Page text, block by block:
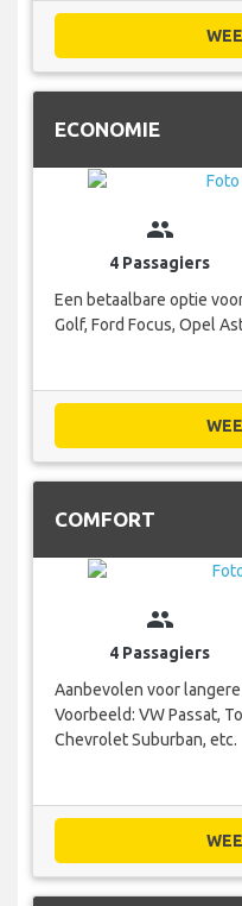
ECONOMIE
group
4 Passagiers
Een betaalbare optie
Golf, Ford Focus, Opel
COMFORT
group
4 Passagiers
Aanbevolen voor
Voorbeeld: VW Passat,
Chevrolet Suburban, etc.